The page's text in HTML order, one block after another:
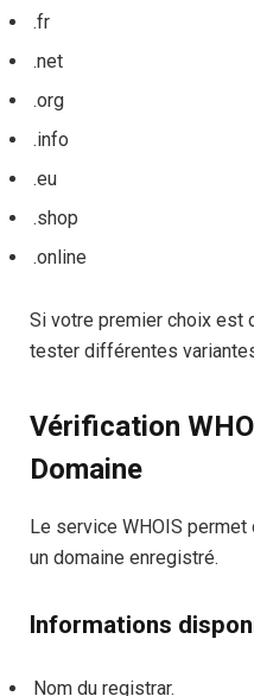
.fr
.net
.org
.info
.eu
.shop
.online
Si votre premier choix est
tester différentes
Vérification
Domaine
Le service WHOIS
un domaine enregistré.
Informations
Nom du registrar.